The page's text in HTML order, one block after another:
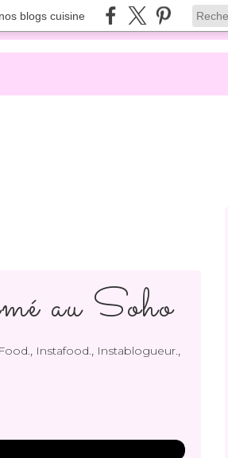
blogs cuisine
au Soho
Food., Instafood., Instablogueur.,